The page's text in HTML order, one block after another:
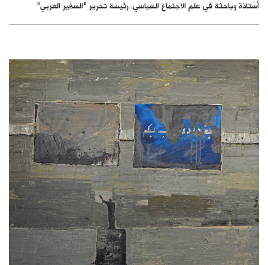
أستاذة وباحثة في علم الاجتماع السياسي، رئيسة تحرير "السفير العربي"